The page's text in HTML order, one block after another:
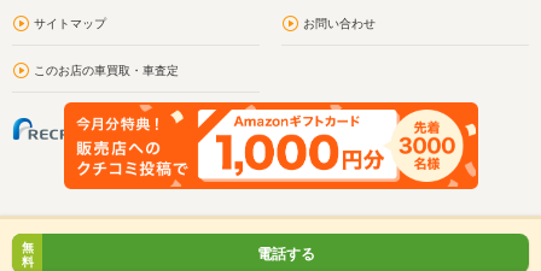
サイトマップ お問い合わせ
このお店の車買取・車査定
無
料
電話する